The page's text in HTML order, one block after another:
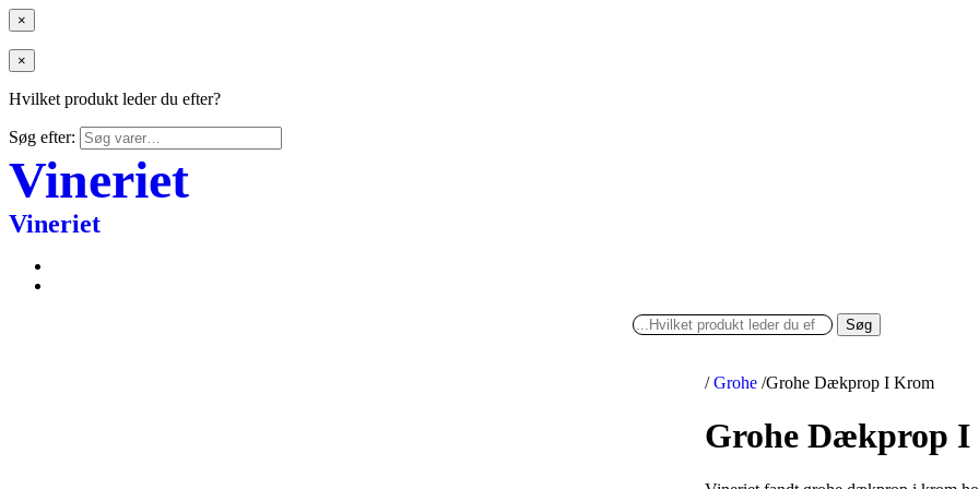
×
×
Hvilket produkt leder du efter?
Søg efter:
Vineriet
Vineriet
Søg
/ Grohe /Grohe Dækprop I Krom
Grohe Dækprop